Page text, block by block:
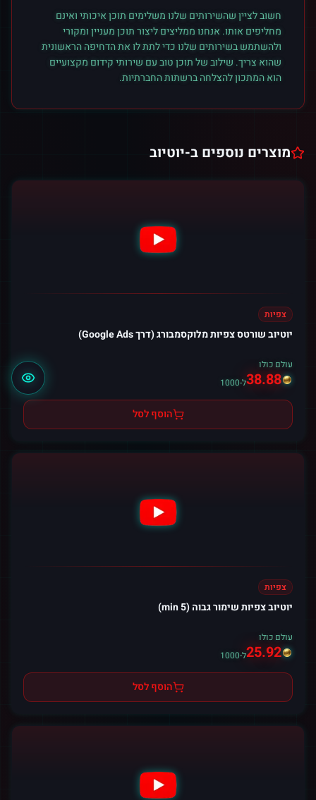
חשוב לציין שהשירותים שלנו משלימים תוכן איכותי ואינם
מחליפים אותו. אנחנו ממליצים ליצור תוכן מעניין ומקורי
ולהשתמש בשירותים שלנו כדי לתת לו את הדחיפה הראשונית
שהוא צריך. שילוב של תוכן טוב עם שירותי קידום מקצועיים
הוא המתכון להצלחה ברשתות החברתיות.
מוצרים נוספים ב-יוטיוב
צפיות
יוטיוב שורטס צפיות מלוקסמבורג (דרך Google Ads)
עולם כולו
38.88ל-1000
הוסף לסל
צפיות
יוטיוב צפיות שימור גבוה (5 min)
עולם כולו
25.92ל-1000
הוסף לסל